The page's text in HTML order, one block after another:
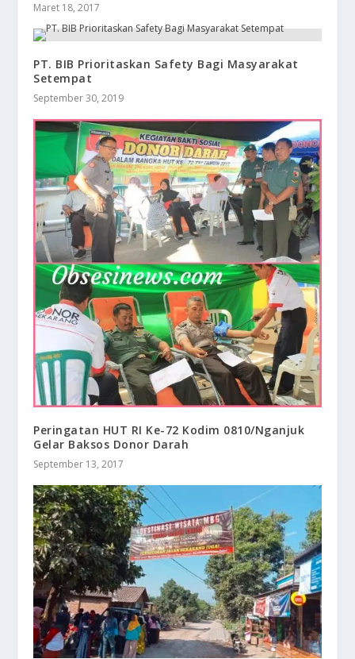
Maret 18, 2017
PT. BIB Prioritaskan Safety Bagi Masyarakat
Setempat
September 30, 2019
Peringatan HUT RI Ke-72 Kodim 0810/Nganjuk
Gelar Baksos Donor Darah
September 13, 2017